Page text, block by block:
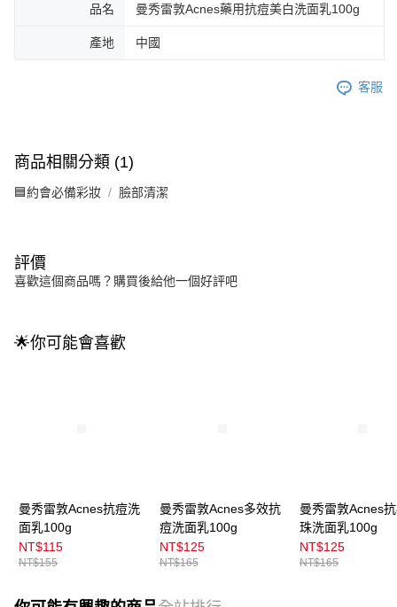
品名 曼秀雷敦Acnes藥用抗痘美白洗面乳100g
產地 中國
客服
商品相關分類 (1)
🟦約會必備彩妝 臉部清潔
評價
喜歡這個商品嗎？購買後給他一個好評吧
🌟你可能會喜歡
曼秀雷敦Acnes抗痘洗
面乳100g
NT$115
NT$155
曼秀雷敦Acnes多效抗
痘洗面乳100g
NT$125
NT$165
曼秀雷敦Acnes
珠洗面乳100g
NT$125
NT$165